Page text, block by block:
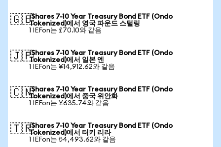
🇬🇧iShares 7-10 Year Treasury Bond ETF (Ondo
Tokenized)에서 영국 파운드 스털링
1 IEFon는 £70.10와 같음
🇯🇵iShares 7-10 Year Treasury Bond ETF (Ondo
Tokenized)에서 일본 엔
1 IEFon는 ¥14,912.62와 같음
🇨🇳iShares 7-10 Year Treasury Bond ETF (Ondo
Tokenized)에서 중국 위안화
1 IEFon는 ¥635.74와 같음
🇹🇷iShares 7-10 Year Treasury Bond ETF (Ondo
Tokenized)에서 터키 리라
1 IEFon는 ₺4,493.62와 같음